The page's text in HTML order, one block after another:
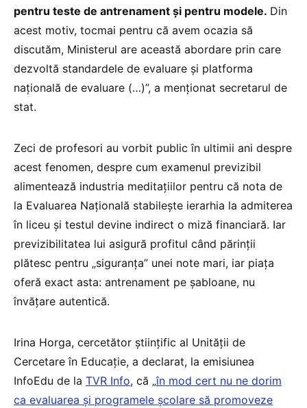
pentru teste de antrenament și pentru modele. Din
acest motiv, tocmai pentru că avem ocazia să
discutăm, Ministerul are această abordare prin care
dezvoltă standardele de evaluare și platforma
națională de evaluare (…)”, a menționat secretarul de
stat.
Zeci de profesori au vorbit public în ultimii ani despre
acest fenomen, despre cum examenul previzibil
alimentează industria meditațiilor pentru că nota de
la Evaluarea Națională stabilește ierarhia la admiterea
în liceu și testul devine indirect o miză financiară. Iar
previzibilitatea lui asigură profitul când părinții
plătesc pentru „siguranța” unei note mari, iar piața
oferă exact asta: antrenament pe șabloane, nu
învățare autentică.
Irina Horga, cercetător științific al Unității de
Cercetare în Educație, a declarat, la emisiunea
InfoEdu de la TVR Info, că „în mod cert nu ne dorim
ca evaluarea și programele școlare să promoveze